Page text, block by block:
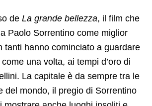
de La grande bellezza, il film che
Paolo Sorrentino come miglior
tanti hanno cominciato a guardare
come una volta, ai tempi d’oro di
La capitale è da sempre tra le
del mondo, il pregio di Sorrentino